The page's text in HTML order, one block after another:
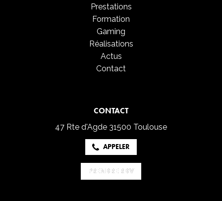
Prestations
Formation
Gaming
Réalisations
Actus
Contact
CONTACT
47 Rte d'Agde 31500 Toulouse
APPELER
PRENDRE RDV
PRENDRE RDV